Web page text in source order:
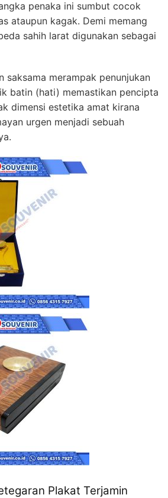
penaka ini sumbut cocok
ataupun kagak. Demi memang
sahih larat digunakan sebagai
saksama merampak penunjukan
batin (hati) memastikan pencipta
dimensi estetika amat kirana
urgen menjadi sebuah
Plakat Terjamin